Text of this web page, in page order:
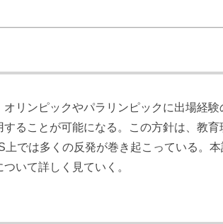
リンピックやパラリンピックに出場経
ることが可能になる。この方針は、教
では多くの反発が巻き起こっている。
いて詳しく見ていく。